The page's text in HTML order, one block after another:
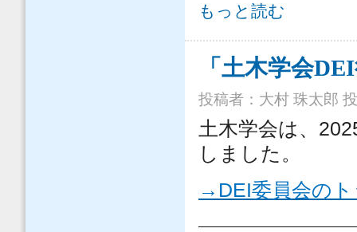
土木DEIミニフォーラムin北海道 に
もっと読む
「土木学会
投稿者： 大村 珠太郎
土木学会は、
しました。
→DEI委員会の